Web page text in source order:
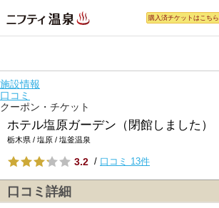
購入済チケットはこちら
施設情報
口コミ
クーポン・チケット
ホテル塩原ガーデン（閉館しました）
栃木県 / 塩原 / 塩釜温泉
3.2 / 口コミ 13件
口コミ詳細